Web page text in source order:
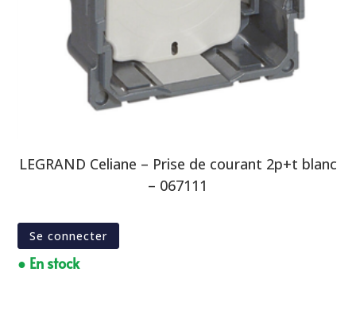
LEGRAND Celiane – Prise de courant 2p+t blanc
– 067111
Se connecter
● En stock